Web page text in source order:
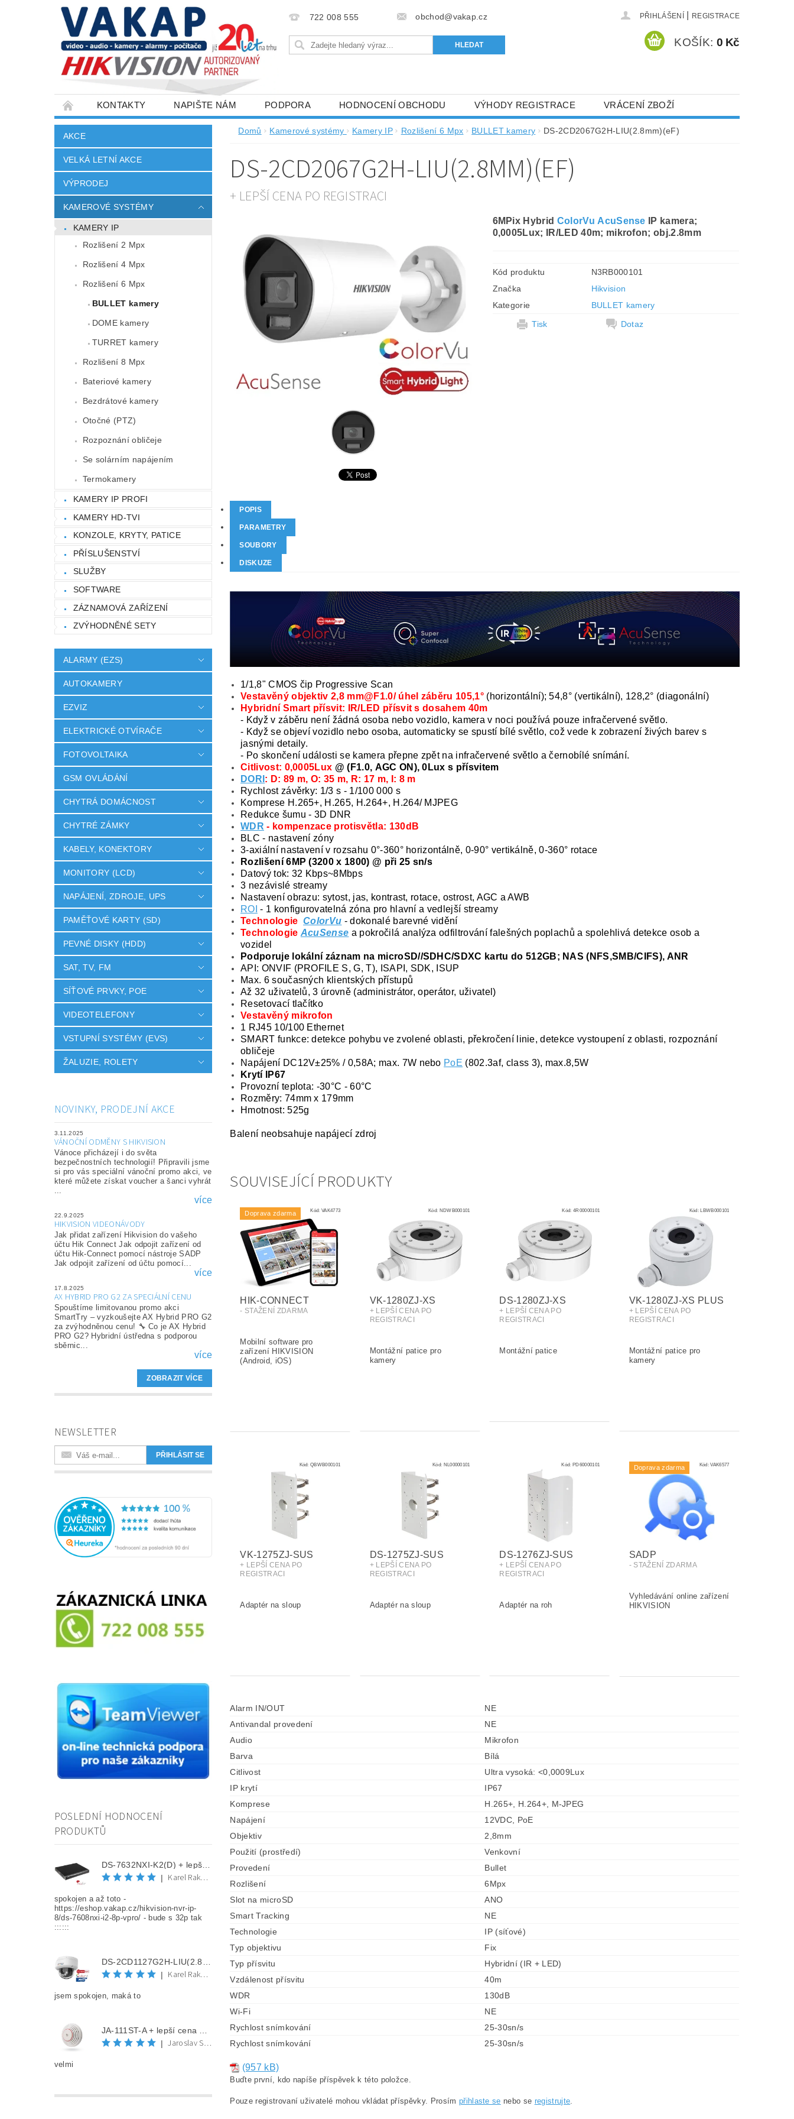
722 008 555 obchod@vakap.cz PŘIHLÁŠENÍ REGISTRACE
KOŠÍK: 0 Kč
KONTAKTY NAPIŠTE NÁM PODPORA HODNOCENÍ OBCHODU VÝHODY REGISTRACE VRÁCENÍ ZBOŽÍ
SLOVNÍK POJMŮ VELKOOBCHOD
AKCE
VELKÁ LETNÍ AKCE
VÝPRODEJ
KAMEROVÉ SYSTÉMY
KAMERY IP
Rozlišení 2 Mpx
Rozlišení 4 Mpx
Rozlišení 6 Mpx
BULLET kamery
DOME kamery
TURRET kamery
Rozlišení 8 Mpx
Bateriové kamery
Bezdrátové kamery
Otočné (PTZ)
Rozpoznání obličeje
Se solárním napájením
Termokamery
KAMERY IP PROFI
KAMERY HD-TVI
KONZOLE, KRYTY, PATICE
PŘÍSLUŠENSTVÍ
SLUŽBY
SOFTWARE
ZÁZNAMOVÁ ZAŘÍZENÍ
ZVÝHODNĚNÉ SETY
ALARMY (EZS)
AUTOKAMERY
EZVIZ
ELEKTRICKÉ OTVÍRAČE
FOTOVOLTAIKA
GSM OVLÁDÁNÍ
CHYTRÁ DOMÁCNOST
CHYTRÉ ZÁMKY
KABELY, KONEKTORY
MONITORY (LCD)
NAPÁJENÍ, ZDROJE, UPS
PAMĚŤOVÉ KARTY (SD)
PEVNÉ DISKY (HDD)
SAT, TV, FM
SÍŤOVÉ PRVKY, POE
VIDEOTELEFONY
VSTUPNÍ SYSTÉMY (EVS)
ŽALUZIE, ROLETY
NOVINKY, PRODEJNÍ AKCE
3.11.2025
VÁNOČNÍ ODMĚNY S HIKVISION
Vánoce přicházejí i do světa
bezpečnostních technologií! Připravili jsme
si pro vás speciální vánoční promo akci, ve
které můžete získat voucher a šanci vyhrát
...
více
22.9.2025
HIKVISION VIDEONÁVODY
Jak přidat zařízení Hikvision do vašeho
účtu Hik Connect Jak odpojit zařízení od
účtu Hik-Connect pomocí nástroje SADP
Jak odpojit zařízení od účtu pomocí...
více
17.8.2025
AX HYBRID PRO G2 ZA SPECIÁLNÍ CENU
Spouštíme limitovanou promo akci
SmartTry – vyzkoušejte AX Hybrid PRO G2
za zvýhodněnou cenu! 🔧 Co je AX Hybrid
PRO G2? Hybridní ústředna s podporou
sběrnic...
více
ZOBRAZIT VÍCE
NEWSLETTER
POSLEDNÍ HODNOCENÍ
PRODUKTŮ
|
Karel Rakovec
spokojen a až toto -
https://eshop.vakap.cz/hikvision-nvr-ip-
8/ds-7608nxi-i2-8p-vpro/ - bude s 32p tak
::::::
|
Karel Rakovec
jsem spokojen, maká to
|
Jaroslav Spěváček
velmi
Domů Kamerové systémy Kamery IP Rozlišení 6 Mpx BULLET kamery DS-2CD2067G2H-LIU(2.8mm)(eF)
DS-2CD2067G2H-LIU(2.8MM)(EF)
+ LEPŠÍ CENA PO REGISTRACI
6MPix Hybrid ColorVu AcuSense IP kamera;
0,0005Lux; IR/LED 40m; mikrofon; obj.2.8mm
Kód produktu
N3RB000101
Značka
Hikvision
Kategorie
BULLET kamery
Tisk
Dotaz
POPIS
PARAMETRY
SOUBORY
DISKUZE
1/1,8" CMOS čip Progressive Scan
Vestavěný objektiv 2,8 mm@F1.0/ úhel záběru 105,1° (horizontální); 54,8° (vertikální), 128,2° (diagonální)
Hybridní Smart přísvit: IR/LED přísvit s dosahem 40m
- Když v záběru není žádná osoba nebo vozidlo, kamera v noci používá pouze infračervené světlo.
- Když se objeví vozidlo nebo osoba, automaticky se spustí bílé světlo, což vede k zobrazení živých barev s
jasnými detaily.
- Po skončení události se kamera přepne zpět na infračervené světlo a černobílé snímání.
Citlivost: 0,0005Lux @ (F1.0, AGC ON), 0Lux s přísvitem
DORI : D: 89 m, O: 35 m, R: 17 m, I: 8 m
Rychlost závěrky: 1/3 s - 1/100 000 s
Komprese H.265+, H.265, H.264+, H.264/ MJPEG
Redukce šumu - 3D DNR
WDR - kompenzace protisvětla: 130dB
BLC - nastavení zóny
3-axiální nastavení v rozsahu 0°-360° horizontálně, 0-90° vertikálně, 0-360° rotace
Rozlišení 6MP (3200 x 1800) @ při 25 sn/s
Datový tok: 32 Kbps~8Mbps
3 nezávislé streamy
Nastavení obrazu: sytost, jas, kontrast, rotace, ostrost, AGC a AWB
ROI - 1 konfigurovatelná zóna pro hlavní a vedlejší streamy
Technologie ColorVu - dokonalé barevné vidění
Technologie AcuSense a pokročilá analýza odfiltrování falešných poplachů a spolehlivá detekce osob a
vozidel
Podporuje lokální záznam na microSD//SDHC/SDXC kartu do 512GB; NAS (NFS,SMB/CIFS), ANR
API: ONVIF (PROFILE S, G, T), ISAPI, SDK, ISUP
Max. 6 současných klientských přístupů
Až 32 uživatelů, 3 úrovně (administrátor, operátor, uživatel)
Resetovací tlačítko
Vestavěný mikrofon
1 RJ45 10/100 Ethernet
SMART funkce: detekce pohybu ve zvolené oblasti, překročení linie, detekce vystoupení z oblasti, rozpoznání
obličeje
Napájení DC12V±25% / 0,58A; max. 7W nebo PoE (802.3af, class 3), max.8,5W
Krytí IP67
Provozní teplota: -30°C - 60°C
Rozměry: 74mm x 179mm
Hmotnost: 525g
Balení neobsahuje napájecí zdroj
SOUVISEJÍCÍ PRODUKTY
Doprava zdarma Kód:VAK4773
HIK-CONNECT
- STAŽENÍ ZDARMA
Kód: NDWB000101
VK-1280ZJ-XS
+ LEPŠÍ CENA PO
REGISTRACI
Kód:4R00000101
DS-1280ZJ-XS
+ LEPŠÍ CENA PO
REGISTRACI
Kód:LBWB000101
VK-1280ZJ-XS PLUS
+ LEPŠÍ CENA PO
REGISTRACI
Kód:QBWB000101
VK-1275ZJ-SUS
+ LEPŠÍ CENA PO
REGISTRACI
Kód: NL00000101
DS-1275ZJ-SUS
+ LEPŠÍ CENA PO
REGISTRACI
Kód:PD60000101
DS-1276ZJ-SUS
+ LEPŠÍ CENA PO
REGISTRACI
Doprava zdarma Kód:VAK6577
SADP
- STAŽENÍ ZDARMA
Alarm IN/OUT
NE
Antivandal provedení
NE
Audio
Mikrofon
Barva
Bílá
Citlivost
Ultra vysoká: <0,0009Lux
IP krytí
IP67
Komprese
H.265+, H.264+, M-JPEG
Napájení
12VDC, PoE
Objektiv
2,8mm
Použití (prostředí)
Venkovní
Provedení
Bullet
Rozlišení
6Mpx
Slot na microSD
ANO
Smart Tracking
NE
Technologie
IP (síťové)
Typ objektivu
Fix
Typ přísvitu
Hybridní (IR + LED)
Vzdálenost přísvitu
40m
WDR
130dB
Wi-Fi
NE
Rychlost snímkování
25-30sn/s
Rychlost snímkování
25-30sn/s
(957 kB)
Buďte první, kdo napíše příspěvek k této položce.
Pouze registrovaní uživatelé mohou vkládat příspěvky. Prosím přihlaste se nebo se registrujte